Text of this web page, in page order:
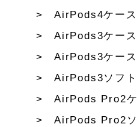
AirPods4ケー
AirPods3ケース
AirPods3ケー
AirPods3ソフ
AirPods Pro2ケ
AirPods Pro2